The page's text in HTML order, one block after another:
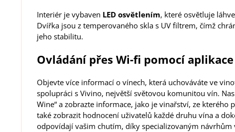
Interiér je vybaven LED osvětlením, které osvětluje
Dvířka jsou z temperovaného skla s UV filtrem, čímž
jeho stabilitu.
Ovládání přes Wi-fi pomocí
Objevte více informací o vínech, která uchováváte ve
spolupráci s Vivino, největší světovou komunitou vín.
Wine“ a zobrazte informace, jako je vinařství, ze
také zobrazit hodnocení uživatelů každé druhu vína a
odpovídají vašim chutím, díky specializovaným